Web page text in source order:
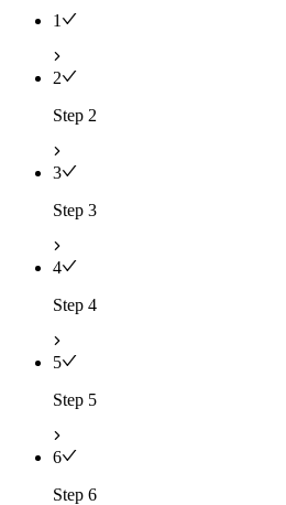
1
2
Step 2
3
Step 3
4
Step 4
5
Step 5
6
Step 6